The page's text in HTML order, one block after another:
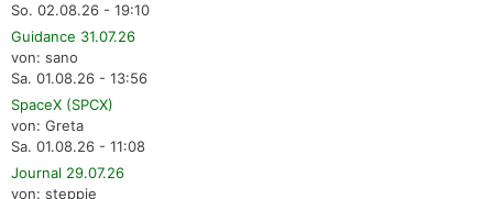
So. 02.08.26 - 19:10
Guidance 31.07.26
von: sano
Sa. 01.08.26 - 13:56
SpaceX (SPCX)
von: Greta
Sa. 01.08.26 - 11:08
Journal 29.07.26
von: steppie